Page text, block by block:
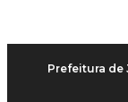
Prefeitura de